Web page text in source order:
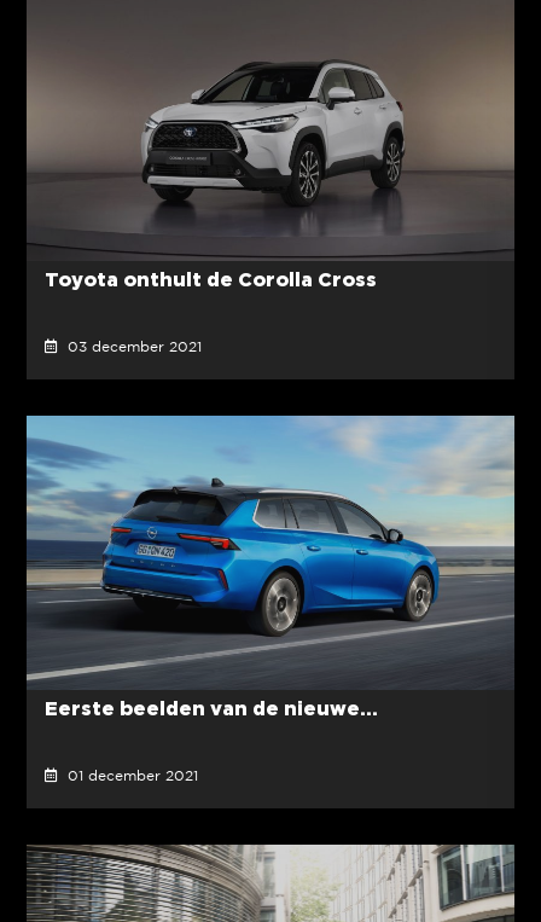
Toyota onthult de Corolla Cross
03 december 2021
Eerste beelden van de nieuwe...
01 december 2021